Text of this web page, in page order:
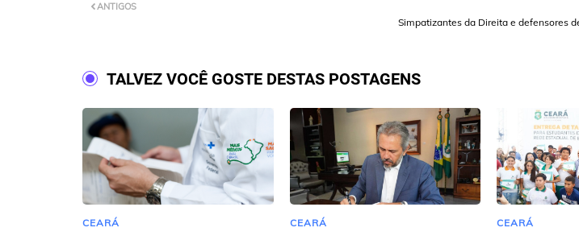
Simpatizantes da Direita e defensores
ANTIGOS
TALVEZ VOCÊ GOSTE DESTAS POSTAGENS
CEARÁ CEARÁ CEARÁ